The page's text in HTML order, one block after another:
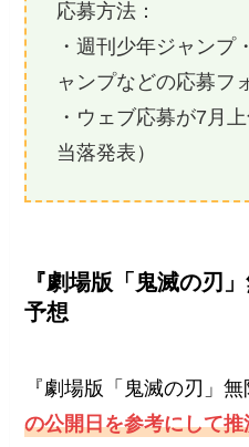
応募方法：
・週刊少年ジャンプ
ャンプなどの応募フ
・ウェブ応募が7月
当落発表）
『劇場版「鬼滅の刃
予想
『劇場版「鬼滅の刃」
の公開日を参考にして